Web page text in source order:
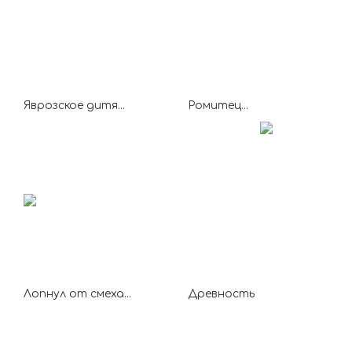
Яврозское дитя... Ромитец...
Лопнул от смеха... Древность